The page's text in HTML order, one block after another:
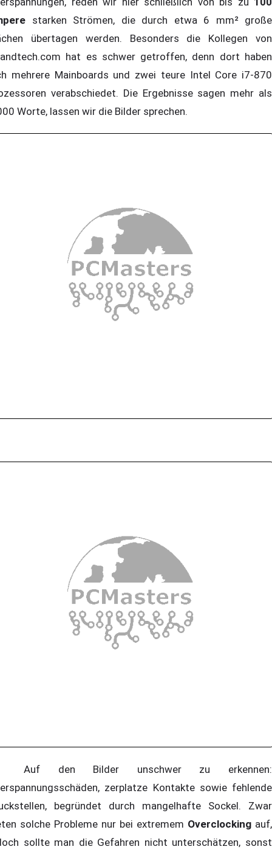
starken Strömen, die durch etwa 6 mm² große
übertagen werden. Besonders die Kollegen von
hat es schwer getroffen, denn dort haben
mehrere Mainboards und zwei teure Intel Core i7-870
verabschiedet. Die Ergebnisse sagen mehr als
Worte, lassen wir die Bilder sprechen.
den Bilder unschwer zu erkennen:
zerplatze Kontakte sowie fehlende
begründet durch mangelhafte Sockel. Zwar
solche Probleme nur bei extremem Overclocking auf,
sollte man die Gefahren nicht unterschätzen, sonst